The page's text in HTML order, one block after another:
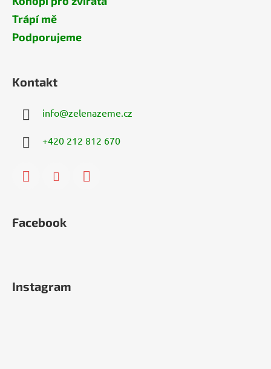
Trápí mě
Podporujeme
Kontakt
info@zelenazeme.cz
+420 212 812 670
Facebook
Instagram